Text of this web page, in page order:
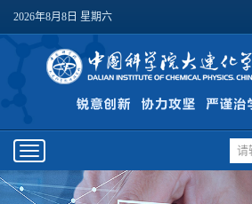
2026年8月8日 星期六
Toggle
navigation